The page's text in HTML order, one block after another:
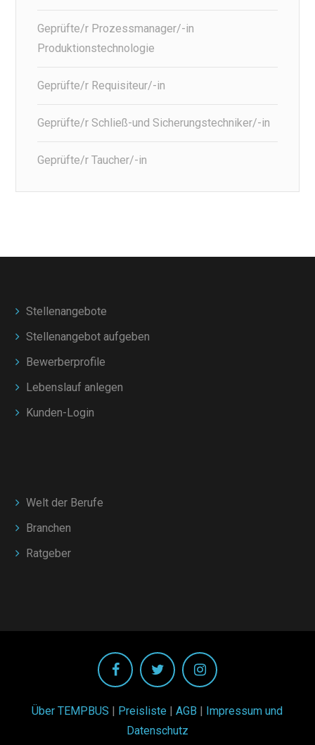
Geprüfte/r Prozessmanager/-in
Produktionstechnologie
Geprüfte/r Requisiteur/-in
Geprüfte/r Schließ-und Sicherungstechniker/-in
Geprüfte/r Taucher/-in
Stellenangebote
Stellenangebot aufgeben
Bewerberprofile
Lebenslauf anlegen
Kunden-Login
Welt der Berufe
Branchen
Ratgeber
Über TEMPBUS | Preisliste |AGB | Impressum und
Datenschutz